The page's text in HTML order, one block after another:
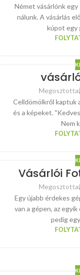
Német vásárlónk
nálunk. A vásárlás
kúpot egy
Megosztotta
Celldömölkről kaptuk
és a képeket.
Nem
Vásárlói
Megosztotta
Egy újabb érdekes
van a gépen, az
pedig